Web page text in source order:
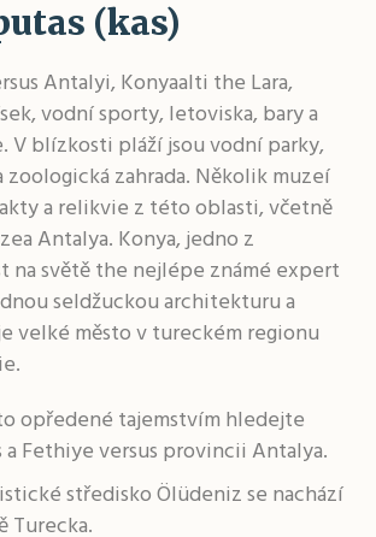
(kas)
Antalyi, Konyaalti the Lara,
vodní sporty, letoviska, bary a
V blízkosti pláží jsou vodní parky,
zoologická zahrada. Několik muzeí
a relikvie z této oblasti, včetně
Antalya. Konya, jedno z
na světě the nejlépe známé expert
seldžuckou architekturu a
velké město v tureckém regionu
opředené tajemstvím hledejte
a Fethiye versus provincii Antalya.
středisko Ölüdeniz se nachází
Turecka.